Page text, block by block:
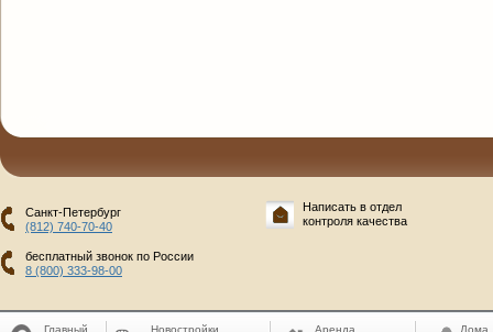
Санкт-Петербург
(812) 740-70-40
бесплатный звонок по России
8 (800) 333-98-00
Написать в отдел
контроля качества
Главный Новостройки Аренда Дома,